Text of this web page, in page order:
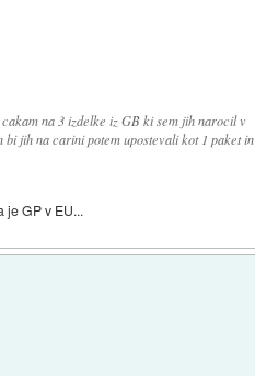
na 3 izdelke iz GB ki sem jih narocil v
jih na carini potem upostevali kot 1 paket in
je GP v EU...